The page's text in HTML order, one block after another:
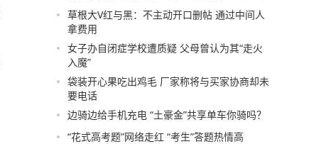
草根大V红与黑：不主动开口删帖 通过中间人
拿费用
女子办自闭症学校遭质疑 父母曾认为其“走火
入魔”
袋装开心果吃出鸡毛 厂家称将与买家协商却未
要电话
边骑边给手机充电 “土豪金”共享单车你骑吗？
“花式高考题”网络走红 “考生”答题热情高